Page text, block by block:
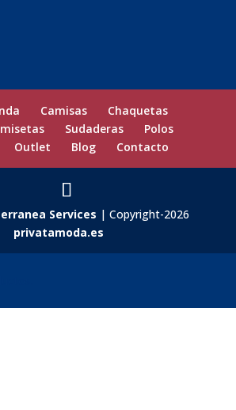
Camisas
Chaquetas
Sudaderas
Polos
Outlet Blog Contacto
Services | Copyright-2026
privatamoda.es